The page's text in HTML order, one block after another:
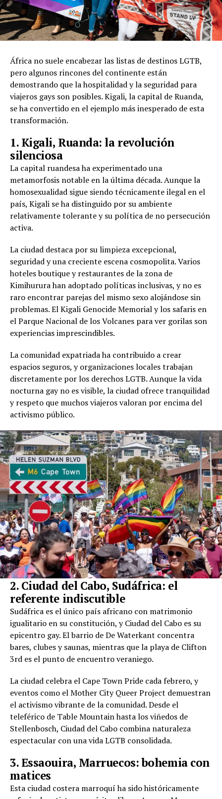
África no suele encabezar las listas de destinos LGTB,
pero algunos rincones del continente están
demostrando que la hospitalidad y la seguridad para
viajeros gays son posibles. Kigali, la capital de Ruanda,
se ha convertido en el ejemplo más inesperado de esta
transformación.
1. Kigali, Ruanda: la revolución
silenciosa
La capital ruandesa ha experimentado una
metamorfosis notable en la última década. Aunque la
homosexualidad sigue siendo técnicamente ilegal en el
país, Kigali se ha distinguido por su ambiente
relativamente tolerante y su política de no persecución
activa.
La ciudad destaca por su limpieza excepcional,
seguridad y una creciente escena cosmopolita. Varios
hoteles boutique y restaurantes de la zona de
Kimihurura han adoptado políticas inclusivas, y no es
raro encontrar parejas del mismo sexo alojándose sin
problemas. El Kigali Genocide Memorial y los safaris en
el Parque Nacional de los Volcanes para ver gorilas son
experiencias imprescindibles.
La comunidad expatriada ha contribuido a crear
espacios seguros, y organizaciones locales trabajan
discretamente por los derechos LGTB. Aunque la vida
nocturna gay no es visible, la ciudad ofrece tranquilidad
y respeto que muchos viajeros valoran por encima del
activismo público.
2. Ciudad del Cabo, Sudáfrica: el
referente indiscutible
Sudáfrica es el único país africano con matrimonio
igualitario en su constitución, y Ciudad del Cabo es su
epicentro gay. El barrio de De Waterkant concentra
bares, clubes y saunas, mientras que la playa de Clifton
3rd es el punto de encuentro veraniego.
La ciudad celebra el Cape Town Pride cada febrero, y
eventos como el Mother City Queer Project demuestran
el activismo vibrante de la comunidad. Desde el
teleférico de Table Mountain hasta los viñedos de
Stellenbosch, Ciudad del Cabo combina naturaleza
espectacular con una vida LGTB consolidada.
3. Essaouira, Marruecos: bohemia con
matices
Esta ciudad costera marroquí ha sido históricamente